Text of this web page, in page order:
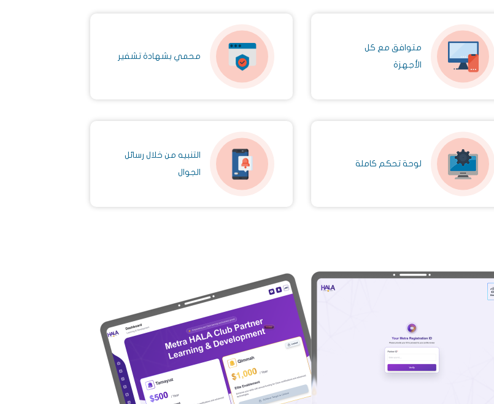
متوافق مع كل
الأجهزة
محمي بشهادة تشفير
لوحة تحكم كاملة
التنبيه من خلال رسائل
الجوال